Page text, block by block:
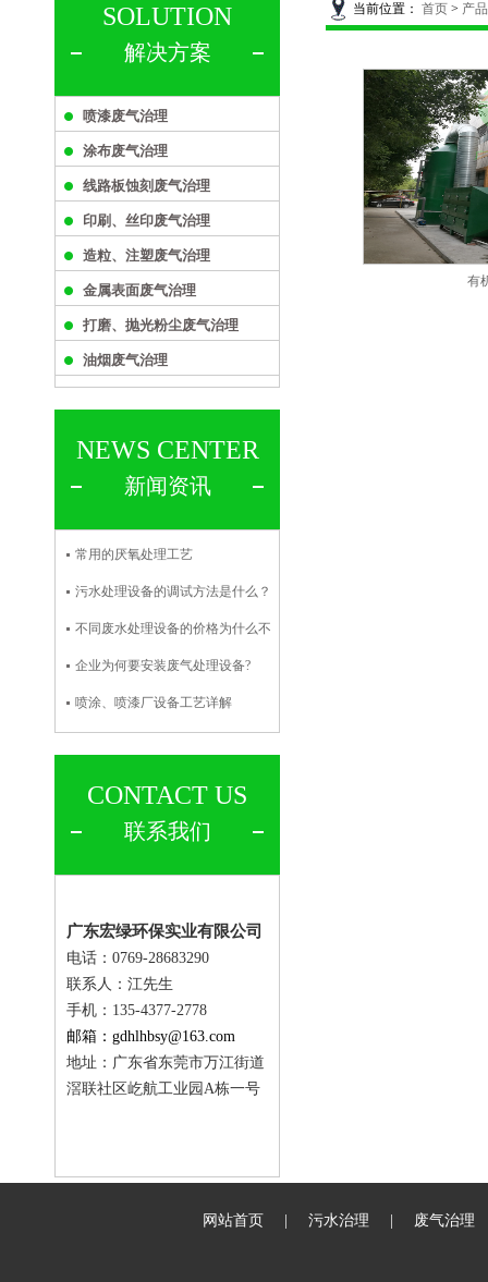
SOLUTION
解决方案
喷漆废气治理
涂布废气治理
线路板蚀刻废气治理
印刷、丝印废气治理
造粒、注塑废气治理
金属表面废气治理
打磨、抛光粉尘废气治理
油烟废气治理
NEWS CENTER
新闻资讯
常用的厌氧处理工艺
污水处理设备的调试方法是什么？
不同废水处理设备的价格为什么不
企业为何要安装废气处理设备?
喷涂、喷漆厂设备工艺详解
CONTACT US
联系我们
广东宏绿环保实业有限公司
电话：0769-28683290
联系人： 江先生
手机：135-4377-2778
邮箱：gdhlhbsy@163.com
地址：广东省东莞市万江街道
滘联社区屹航工业园A栋一号
当前位置： 首页 > 产
有
网站首页 污水治理 废气治理